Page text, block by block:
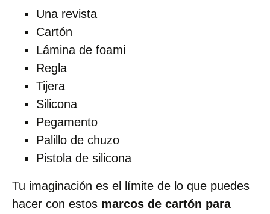
Una revista
Cartón
Lámina de foami
Regla
Tijera
Silicona
Pegamento
Palillo de chuzo
Pistola de silicona
Tu imaginación es el límite de lo que puedes
hacer con estos marcos de cartón para